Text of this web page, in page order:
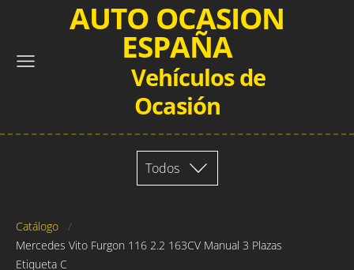
AUTO OCASION
ESPAÑA
Vehículos de
Ocasión
Todos
Catálogo
Mercedes Vito Furgon 116 2.2 163CV Manual 3 Plazas
Etiqueta C